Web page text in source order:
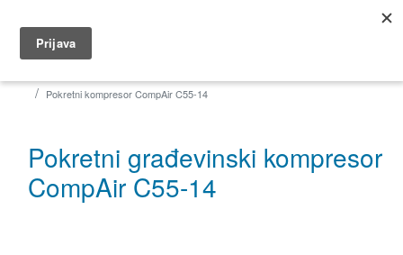
Pokretni kompresor CompAir C55-14
Pokretni građevinski kompresor
CompAir C55-14